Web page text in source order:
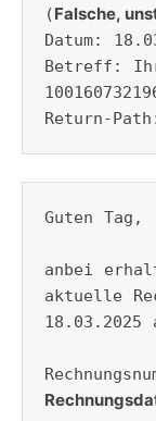
(Falsche,
Datum:
Betreff:
Return-
Guten Tag,
anbei
aktuelle
18.03.2025